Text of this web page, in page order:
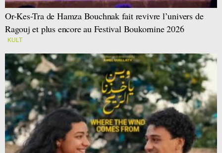
Or-Kes-Tra de Hamza Bouchnak fait revivre l’univers de
Ragouj et plus encore au Festival Boukornine 2026
KULT